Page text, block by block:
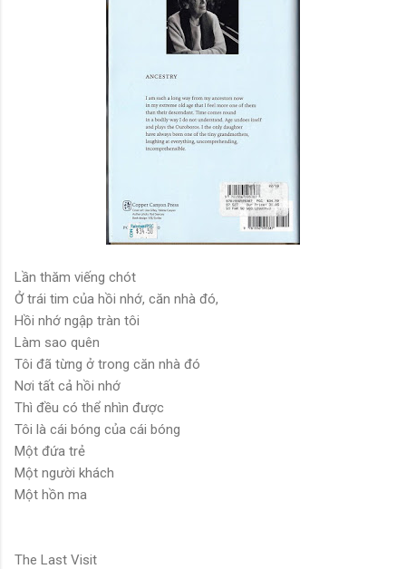
Lần thăm viếng chót
Ở trái tim của hồi nhớ, căn nhà đó,
Hồi nhớ ngập tràn tôi
Làm sao quên
Tôi đã từng ở trong căn nhà đó
Nơi tất cả hồi nhớ
Thì đều có thể nhìn được
Tôi là cái bóng của cái bóng
Một đứa trẻ
Một người khách
Một hồn ma
The Last Visit